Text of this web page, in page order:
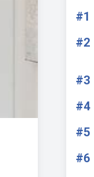
#1
#2
#3
#4
#5
#6